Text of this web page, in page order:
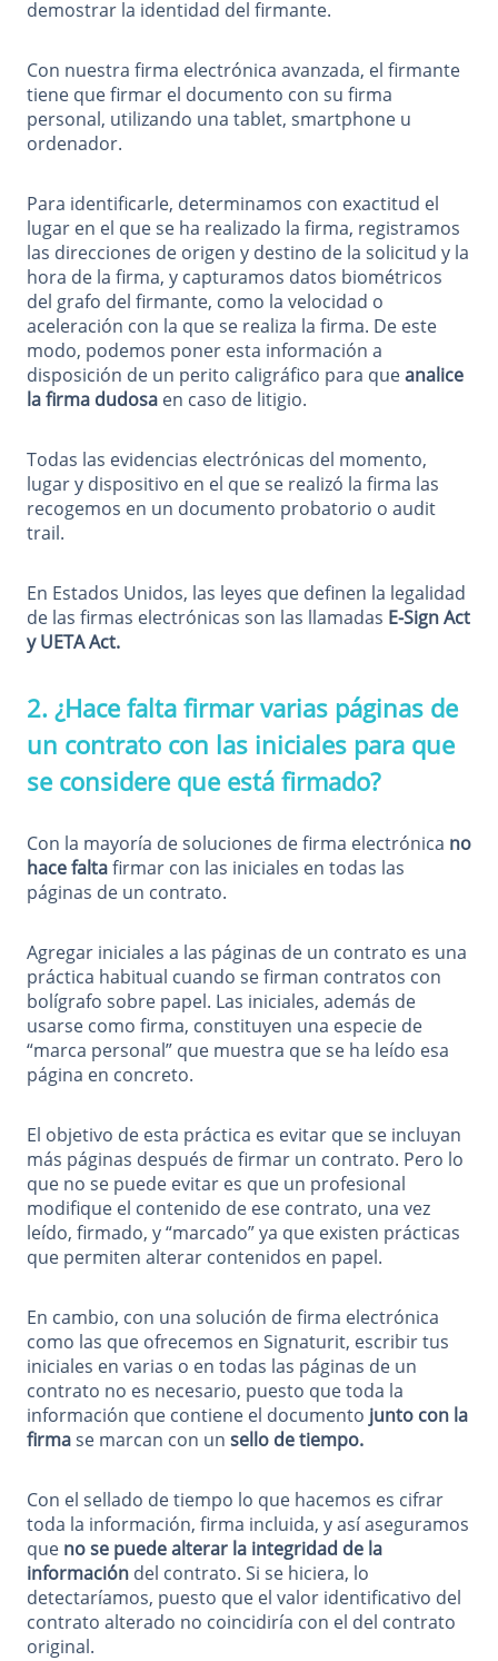
demostrar la identidad del firmante.
Con nuestra firma electrónica avanzada, el firmante
tiene que firmar el documento con su firma
personal, utilizando una tablet, smartphone u
ordenador.
Para identificarle, determinamos con exactitud el
lugar en el que se ha realizado la firma, registramos
las direcciones de origen y destino de la solicitud y la
hora de la firma, y capturamos datos biométricos
del grafo del firmante, como la velocidad o
aceleración con la que se realiza la firma. De este
modo, podemos poner esta información a
disposición de un perito caligráfico para queanalice
la firma dudosa en caso de litigio.
Todas las evidencias electrónicas del momento,
lugar y dispositivo en el que se realizó la firma las
recogemos en un documento probatorio o audit
trail.
En Estados Unidos, las leyes que definen la legalidad
de las firmas electrónicas son las llamadas E-Sign Act
y UETA Act.
2. ¿Hace falta firmar varias páginas de
un contrato con las iniciales para que
se considere que está firmado?
Con la mayoría de soluciones de firma electrónica no
hace faltafirmar con las iniciales en todas las
páginas de un contrato.
Agregar iniciales a las páginas de un contrato es una
práctica habitual cuando se firman contratos con
bolígrafo sobre papel. Las iniciales, además de
usarse como firma, constituyen una especie de
“marca personal” que muestra que se ha leído esa
página en concreto.
El objetivo de esta práctica es evitar que se incluyan
más páginas después de firmar un contrato. Pero lo
que no se puede evitar es que un profesional
modifique el contenido de ese contrato, una vez
leído, firmado, y “marcado” ya que existen prácticas
que permiten alterar contenidos en papel.
En cambio, con una solución de firma electrónica
como las que ofrecemos en Signaturit, escribir tus
iniciales en varias o en todas las páginas de un
contrato no es necesario, puesto que toda la
información que contiene el documento junto con la
firmase marcan con un sello de tiempo.
Con el sellado de tiempo lo que hacemos es cifrar
toda la información, firma incluida, y así aseguramos
que no se puede alterar la integridad de la
información del contrato. Si se hiciera, lo
detectaríamos, puesto que el valor identificativo del
contrato alterado no coincidiría con el del contrato
original.